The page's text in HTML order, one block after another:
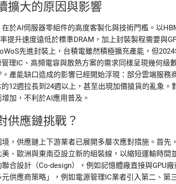
擴大的原因與影響
於AI伺服器零組件的高度客製化與技術門檻。以
提升速度遠低於標準DRAM，加上封裝製程需要與
先進封裝上，台積電雖然積極擴充產能，但
理IC、高頻電容與散熱方案的需求同樣呈現幾何級
產能缺口造成的影響已經開始浮現：部分雲端服
12週拉長到24週以上，甚至出現加價搶貨的亂象
加，不利於AI應用普及。
供應鏈挑戰？
，供應鏈上下游業者已展開多層次應對措施。首先
美、歐洲與東南亞設立新的組裝線，以縮短運輸時
合設計（Co-design），例如記憶體廠直接與GPU
供應商策略」，例如電源管理IC業者引入第二、第